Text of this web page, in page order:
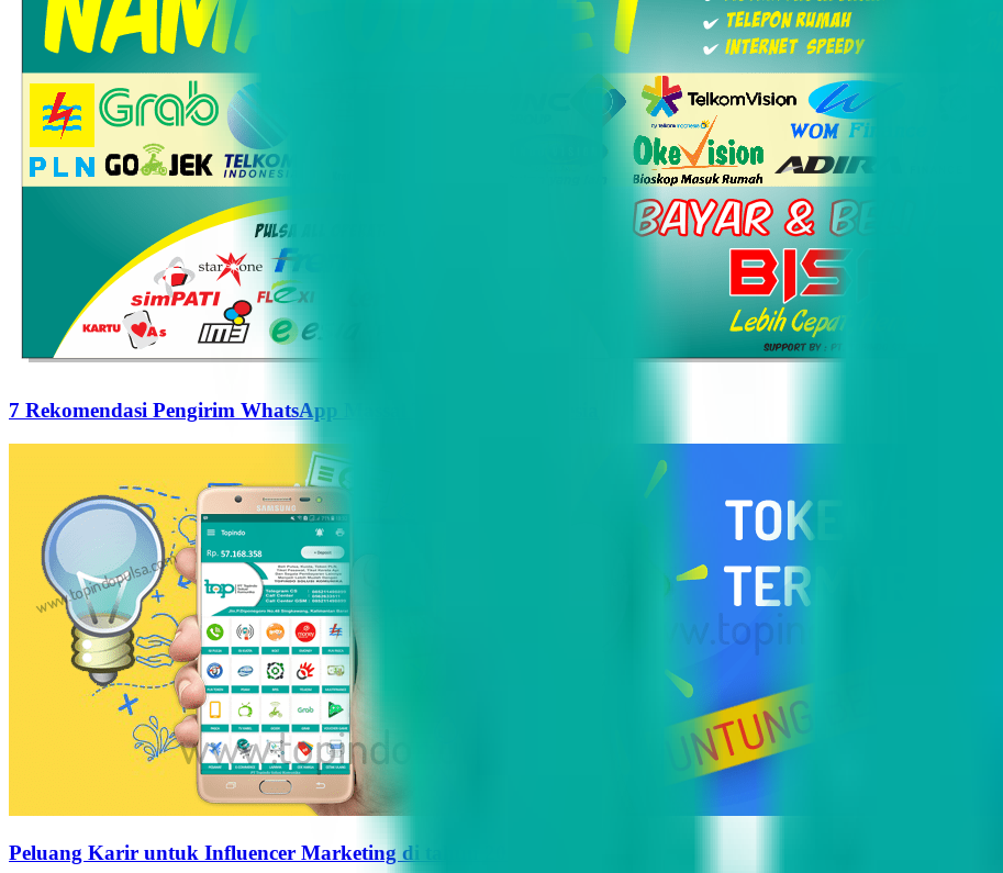
7 Rekomendasi Pengirim WhatsApp Massal Terbaik di Indonesia
Peluang Karir untuk Influencer Marketing di tahun 2023